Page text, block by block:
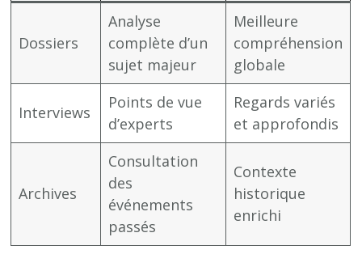
Dossiers
Analyse
complète d’un
sujet majeur
Meilleure
compréhension
globale
Interviews
Points de vue
d’experts
Regards variés
et approfondis
Archives
Consultation
des
événements
passés
Contexte
historique
enrichi